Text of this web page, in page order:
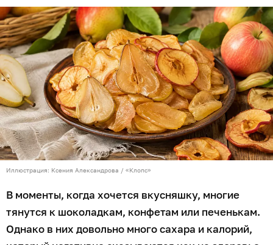
Иллюстрация: Ксения Александрова / «Клопс»
В моменты, когда хочется вкусняшку, многие
тянутся к шоколадкам, конфетам или печенькам.
Однако в них довольно много сахара и калорий,